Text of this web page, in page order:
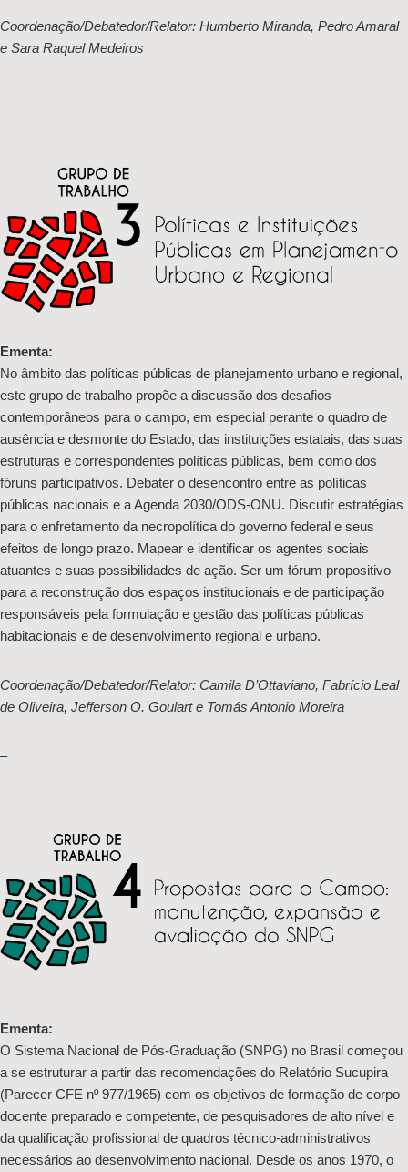
Coordenação/Debatedor/Relator: Humberto Miranda, Pedro Amaral
e Sara Raquel Medeiros
–
Ementa:
No âmbito das políticas públicas de planejamento urbano e regional,
este grupo de trabalho propõe a discussão dos desafios
contemporâneos para o campo, em especial perante o quadro de
ausência e desmonte do Estado, das instituições estatais, das suas
estruturas e correspondentes políticas públicas, bem como dos
fóruns participativos. Debater o desencontro entre as políticas
públicas nacionais e a Agenda 2030/ODS-ONU. Discutir estratégias
para o enfretamento da necropolítica do governo federal e seus
efeitos de longo prazo. Mapear e identificar os agentes sociais
atuantes e suas possibilidades de ação. Ser um fórum propositivo
para a reconstrução dos espaços institucionais e de participação
responsáveis pela formulação e gestão das políticas públicas
habitacionais e de desenvolvimento regional e urbano.
Coordenação/Debatedor/Relator: Camila D’Ottaviano, Fabrício Leal
de Oliveira, Jefferson O. Goulart e Tomás Antonio Moreira
–
Ementa:
O Sistema Nacional de Pós-Graduação (SNPG) no Brasil começou
a se estruturar a partir das recomendações do Relatório Sucupira
(Parecer CFE nº 977/1965) com os objetivos de formação de corpo
docente preparado e competente, de pesquisadores de alto nível e
da qualificação profissional de quadros técnico-administrativos
necessários ao desenvolvimento nacional. Desde os anos 1970, o